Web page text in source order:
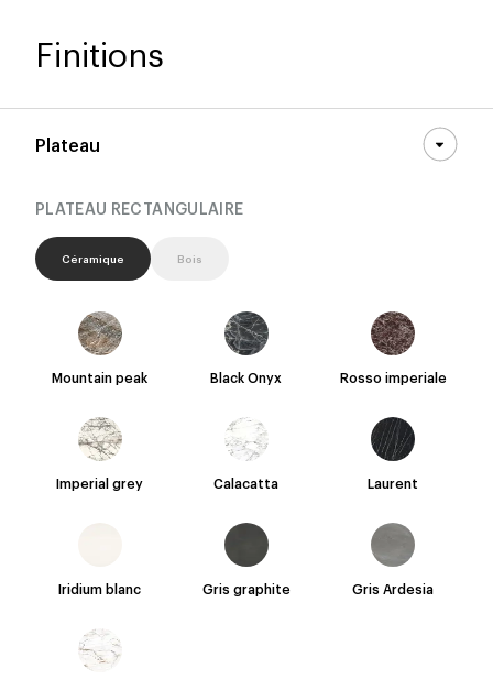
Finitions
Plateau
PLATEAU RECTANGULAIRE
Céramique Bois
Mountain peak Black Onyx Rosso imperiale
Imperial grey Calacatta Laurent
Iridium blanc Gris graphite Gris Ardesia